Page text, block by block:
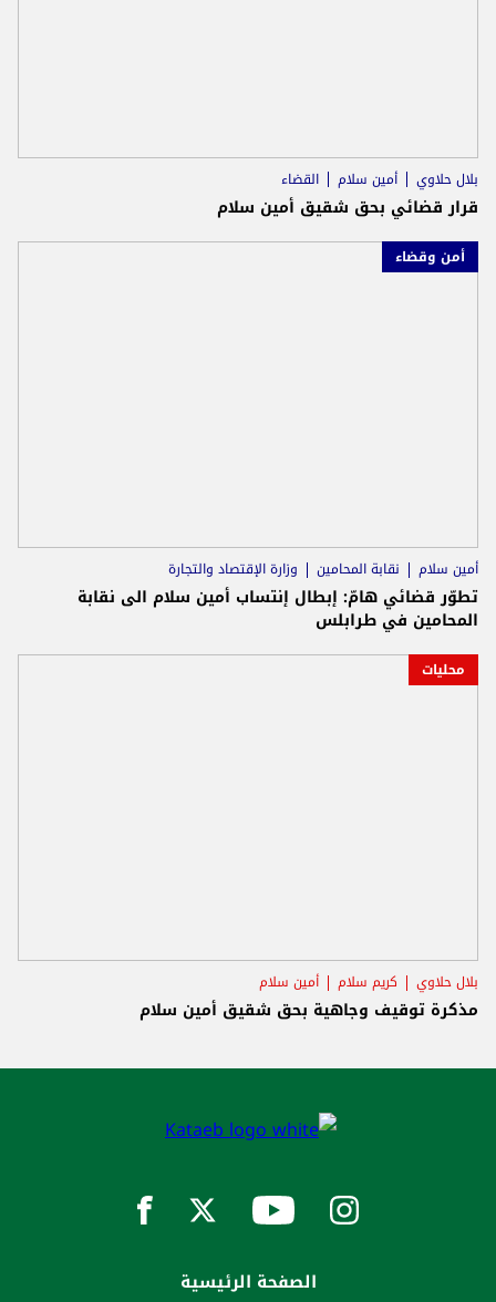
بلال حلاوي أمين سلام القضاء
قرار قضائي بحق شقيق أمين سلام
أمن وقضاء
أمين سلام نقابة المحامين وزارة الإقتصاد والتجارة
تطوّر قضائي هامّ: إبطال إنتساب أمين سلام الى نقابة
المحامين في طرابلس
محليات
بلال حلاوي كريم سلام أمين سلام
مذكرة توقيف وجاهية بحق شقيق أمين سلام
الصفحة الرئيسية